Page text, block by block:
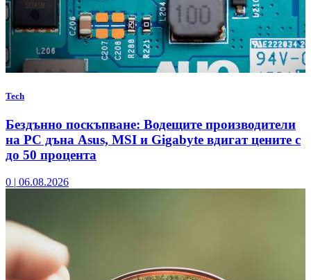
Tech
Бездънно поскъпване: Водещите производители
на РС дъна Asus, MSI и Gigabyte вдигат цените с
до 50 процента
0 | 06.08.2026